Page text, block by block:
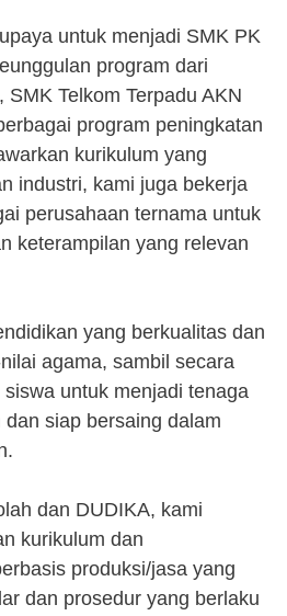
untuk menjadi SMK PK
program dari
Telkom Terpadu AKN
program peningkatan
kurikulum yang
industri, kami juga bekerja
perusahaan ternama untuk
keterampilan yang relevan
yang berkualitas dan
agama, sambil secara
untuk menjadi tenaga
siap bersaing dalam
dan DUDIKA, kami
kurikulum dan
produksi/jasa yang
dan prosedur yang berlaku